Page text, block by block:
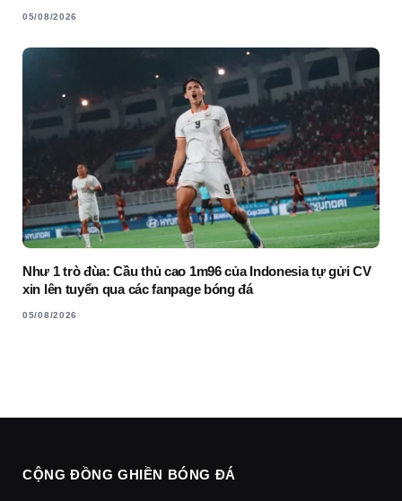
05/08/2026
Như 1 trò đùa: Cầu thủ cao 1m96 của Indonesia tự gửi CV
xin lên tuyển qua các fanpage bóng đá
05/08/2026
CỘNG ĐỒNG GHIỀN BÓNG ĐÁ